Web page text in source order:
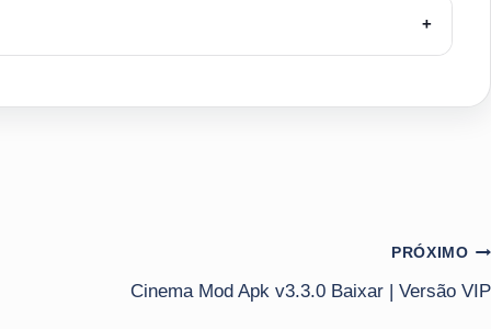
+
PRÓXIMO
Cinema Mod Apk v3.3.0 Baixar | Versão VIP